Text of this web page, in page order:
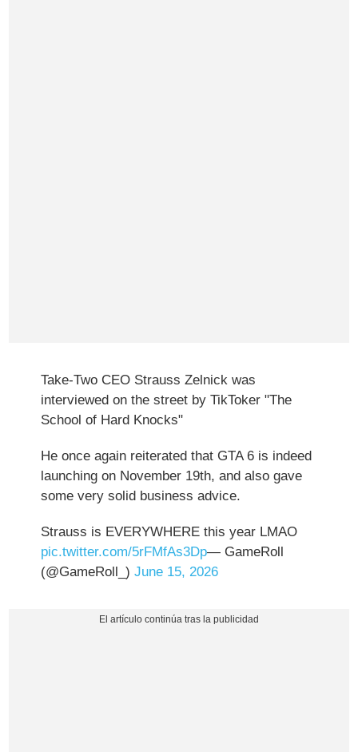
Take-Two CEO Strauss Zelnick was
interviewed on the street by TikToker "The
School of Hard Knocks"
He once again reiterated that GTA 6 is indeed
launching on November 19th, and also gave
some very solid business advice.
Strauss is EVERYWHERE this year LMAO
pic.twitter.com/5rFMfAs3Dp— GameRoll
(@GameRoll_)June 15, 2026